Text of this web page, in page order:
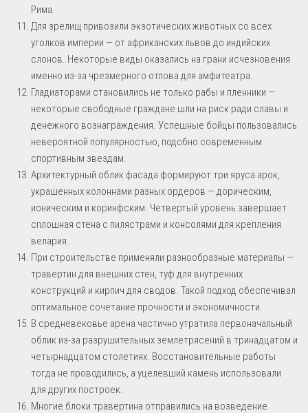
Рима.
Для зрелищ привозили экзотических животных со всех
уголков империи — от африканских львов до индийских
слонов. Некоторые виды оказались на грани исчезновения
именно из-за чрезмерного отлова для амфитеатра.
Гладиаторами становились не только рабы и пленники —
некоторые свободные граждане шли на риск ради славы и
денежного вознаграждения. Успешные бойцы пользовались
невероятной популярностью, подобно современным
спортивным звездам.
Архитектурный облик фасада формируют три яруса арок,
украшенных колоннами разных ордеров — дорическим,
ионическим и коринфским. Четвертый уровень завершает
сплошная стена с пилястрами и консолями для крепления
велария.
При строительстве применяли разнообразные материалы —
травертин для внешних стен, туф для внутренних
конструкций и кирпич для сводов. Такой подход обеспечивал
оптимальное сочетание прочности и экономичности.
В средневековье арена частично утратила первоначальный
облик из-за разрушительных землетрясений в тринадцатом и
четырнадцатом столетиях. Восстановительные работы
тогда не проводились, а уцелевший камень использовали
для других построек.
Многие блоки травертина отправились на возведение